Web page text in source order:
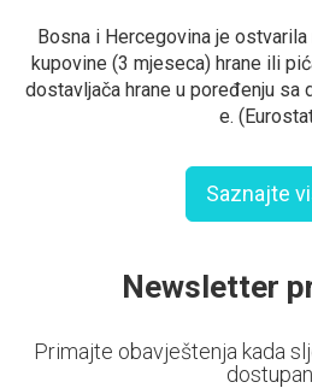
Bosna i Hercegovina je
kupovine (3 mjeseca) hrane ili
dostavljača hrane u poređenju sa
e.
Saznajte
Newsletter
Primajte obavještenja kada
dostupan